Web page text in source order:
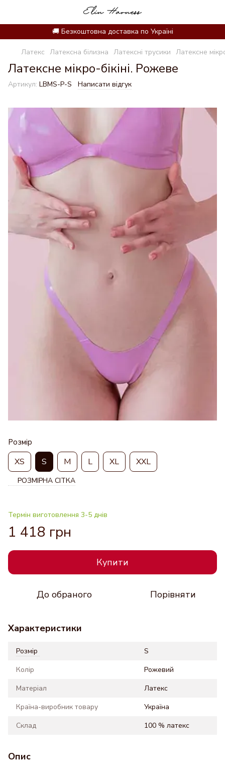
🚚 Безкоштовна доставка по Україні
Латекс Латексна білизна Латексні трусики Латексне
Латексне мікро-бікіні. Рожеве
Артикул: LBMS-P-S Написати відгук
Розмір
XS S M L XL XXL
РОЗМІРНА СІТКА
Термін виготовлення 3-5 днів
1 418 грн
Купити
До обраного Порівняти
Характеристики
Розмір
S
Колір
Рожевий
Матеріал
Латекс
Країна-виробник товару
Україна
Склад
100 % латекс
Опис